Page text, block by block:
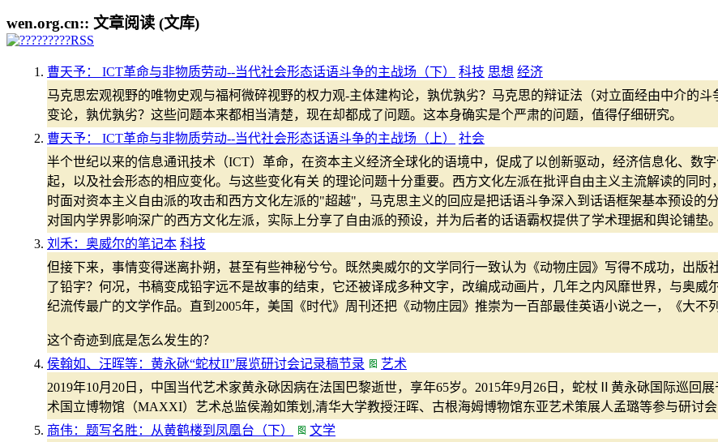
wen.org.cn:: 文章阅读 (文库)
曹天予： ICT革命与非物质劳动--当代社会形态话语斗争的主战场（下） 科技 思想 经济
马克思宏观视野的唯物史观与福柯微碎视野的权力观-主体建构论，孰优孰劣？马克思的辩证法（对立面经由中介的
变论，孰优孰劣？这些问题本来都相当清楚，现在却都成了问题。这本身确实是个严肃的问题，值得仔细研究。
曹天予： ICT革命与非物质劳动--当代社会形态话语斗争的主战场（上）
社会
半个世纪以来的信息通讯技术（ICT）革命，在资本主义经济全球化的语境中，促成了以创新驱动，经济信息化、数
起，以及社会形态的相应变化。与这些变化有关 的理论问题十分重要。西方文化左派在批评自由主义主流解读的同
时面对资本主义自由派的攻击和西方文化左派的"超越"，马克思主义的回应是把话语斗争深入到话语框架基本预设的
对国内学界影响深广的西方文化左派，实际上分享了自由派的预设，并为后者的话语霸权提供了学术理据和舆论铺垫
刘禾：奥威尔的笔记本 科技
但接下来，事情变得迷离扑朔，甚至有些神秘兮兮。既然奥威尔的文学同行一致认为《动物庄园》写得不成功，出版
了铅字？何况，书稿变成铅字远不是故事的结束，它还被译成多种文字，改编成动画片，几年之内风靡世界，与奥威
纪流传最广的文学作品。直到2005年，美国《时代》周刊还把《动物庄园》推崇为一百部最佳英语小说之一，《大不
这个奇迹到底是怎么发生的？
侯翰如、汪晖等：黄永砯“蛇杖II”展览研讨会记录稿节录
艺术
2019年10月20日，中国当代艺术家黄永砯因病在法国巴黎逝世，享年65岁。2015年9月26日，蛇杖Ⅱ黄永砯国际巡回
术国立博物馆（MAXXI）艺术总监侯瀚如策划,清华大学教授汪晖、古根海姆博物馆东亚艺术策展人孟璐等参与研讨会
商伟：题写名胜：从黄鹤楼到凤凰台（下）
文学